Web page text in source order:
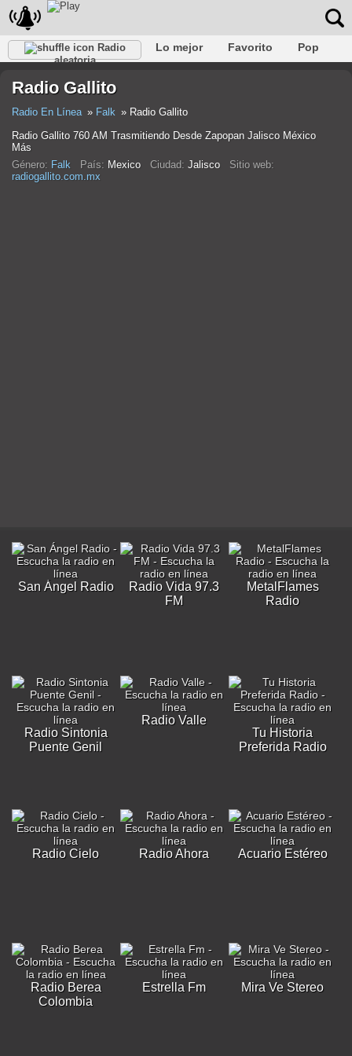
Radio
aleatoria
Lo mejor Favorito
Pop
Rap
Trans Falk
Radio Gallito
Radio En Línea Falk
Radio Gallito
Radio Gallito 760 AM Trasmitiendo Desde Zapopan Jalisco México
Más
Género: Falk País: Mexico Ciudad: Jalisco Sitio web:
radiogallito.com.mx
San Ángel Radio
Radio Vida 97.3
FM
MetalFlames
Radio
Radio Sintonia
Puente Genil
Radio Valle
Tu Historia
Preferida Radio
Radio Cielo Radio Ahora Acuario Estéreo
Radio Berea
Colombia
Estrella Fm Mira Ve Stereo